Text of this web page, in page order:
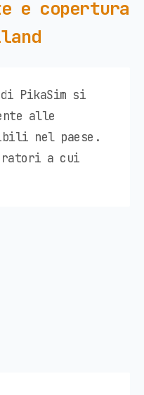
e copertura
PikaSim si
alle
nel paese.
a cui